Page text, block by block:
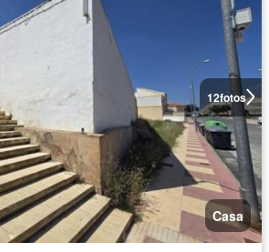
12fotos
Casa